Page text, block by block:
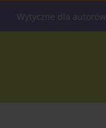
Wytyczne dla autorów